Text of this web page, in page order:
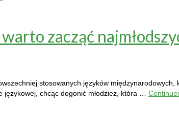
zacząć
stosowanych języków
językowej, chcąc dogonić młodzież, która …